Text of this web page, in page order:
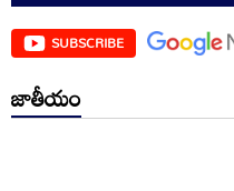
SUBSCRIBE
జాతీయం